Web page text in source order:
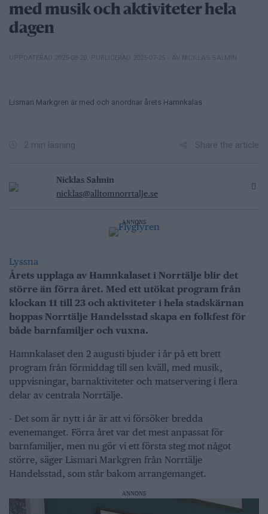
med musik och aktiviteter hela
dagen
UPPDATERAD 2025-08-20 PUBLICERAD 2025-07-25 – AV NICKLAS SALMIN
Lismari Markgren är med och anordnar årets Hamnkalas
2 min läsning Share the article
Nicklas Salmin
nicklas@alltomnorrtalje.se
ANNONS
Lyssna
Årets upplaga av Hamnkalaset i Norrtälje blir det
större än förra året. Med ett utökat program från
klockan 11 till 23 och aktiviteter i hela stadskärnan
hoppas Norrtälje Handelsstad skapa en folkfest för
både barnfamiljer och vuxna.
Hamnkalaset den 2 augusti bjuder i år på ett brett
program från förmiddag till sen kväll, med musik,
uppvisningar, barnaktiviteter och matservering i flera
delar av centrala Norrtälje.
- Det som är nytt i år är att vi försöker bredda
evenemanget. Förra året var det mest anpassat för
barnfamiljer, men nu gör vi ett första steg mot något
större, säger Lismari Markgren från Norrtälje
Handelsstad, som står bakom arrangemanget.
ANNONS